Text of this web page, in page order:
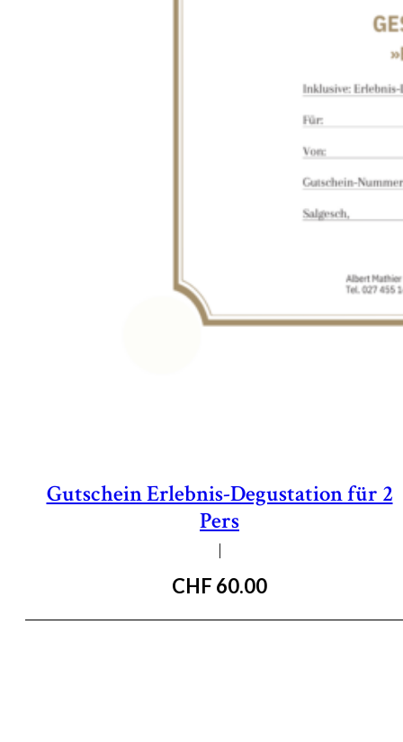
Gutschein Erlebnis-Degustation für 2
Pers
|
CHF 60.00